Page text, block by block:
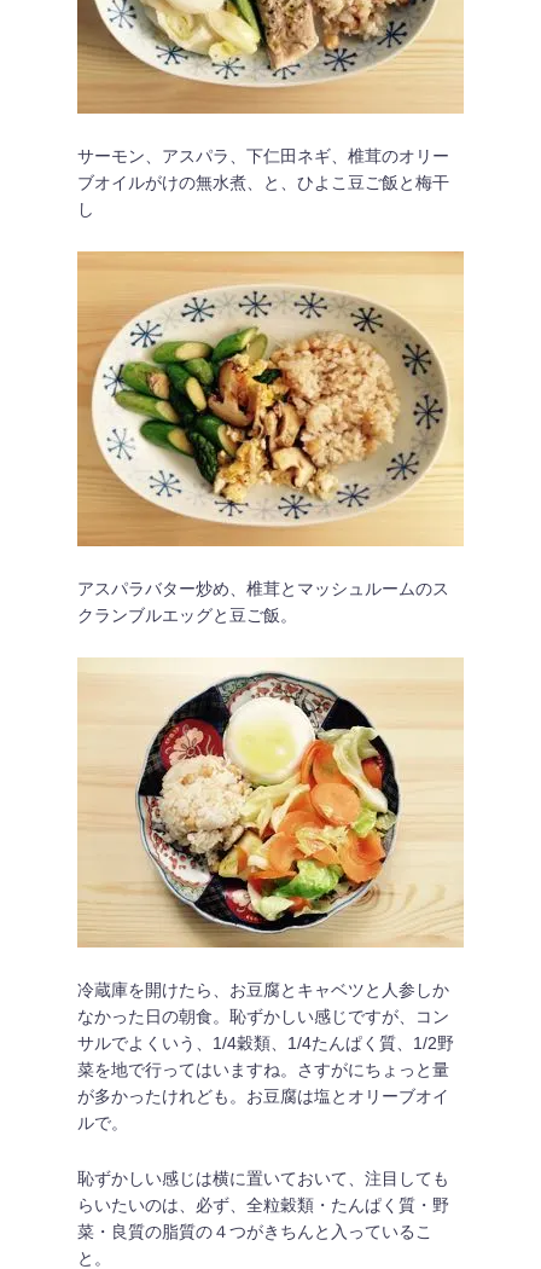
サーモン、アスパラ、下仁田ネギ、椎茸のオリー
ブオイルがけの無水煮、と、ひよこ豆ご飯と梅干
し
アスパラバター炒め、椎茸とマッシュルームのス
クランブルエッグと豆ご飯。
冷蔵庫を開けたら、お豆腐とキャベツと人参しか
なかった日の朝食。恥ずかしい感じですが、コン
サルでよくいう、1/4穀類、1/4たんぱく質、1/2野
菜を地で行ってはいますね。さすがにちょっと量
が多かったけれども。お豆腐は塩とオリーブオイ
ルで。
恥ずかしい感じは横に置いておいて、注目しても
らいたいのは、必ず、全粒穀類・たんぱく質・野
菜・良質の脂質の４つがきちんと入っているこ
と。